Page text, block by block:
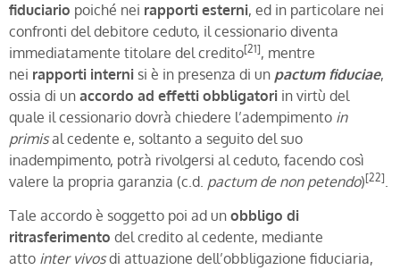
fiduciario poiché nei rapporti esterni, ed in particolare nei
confronti del debitore ceduto, il cessionario diventa
immediatamente titolare del credito[21], mentre
nei rapporti interni si è in presenza di un pactum fiduciae,
ossia di un accordo ad effetti obbligatori in virtù del
quale il cessionario dovrà chiedere l’adempimento in
primisal cedente e, soltanto a seguito del suo
inadempimento, potrà rivolgersi al ceduto, facendo così
valere la propria garanzia (c.d. pactum de non petendo)[22].
Tale accordo è soggetto poi ad un obbligo di
ritrasferimento del credito al cedente, mediante
atto inter vivosdi attuazione dell’obbligazione fiduciaria,